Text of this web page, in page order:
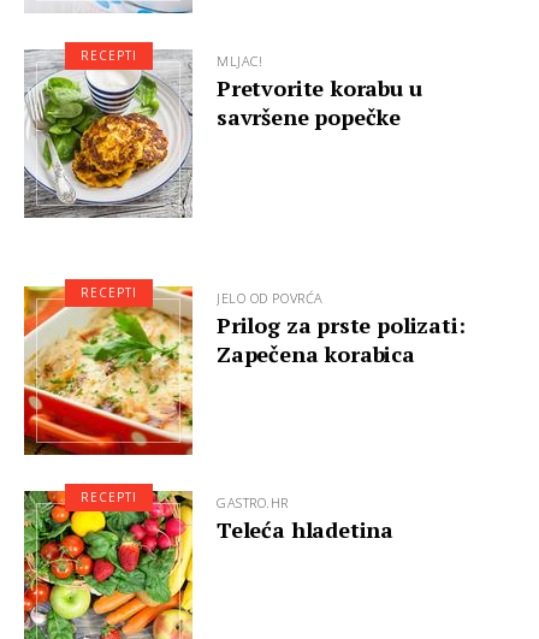
MLJAC!
Pretvorite korabu u
savršene popečke
RECEPTI
JELO OD POVRĆA
Prilog za prste polizati:
Zapečena korabica
RECEPTI
GASTRO.HR
Teleća hladetina
RECEPTI